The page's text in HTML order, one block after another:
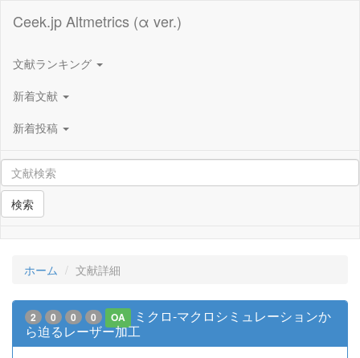
Ceek.jp Altmetrics (α ver.)
文献ランキング
新着文献
新着投稿
検索
ホーム 文献詳細
2 0 0 0 OA
ミクロ-マクロシミュレーションか
ら迫るレーザー加工